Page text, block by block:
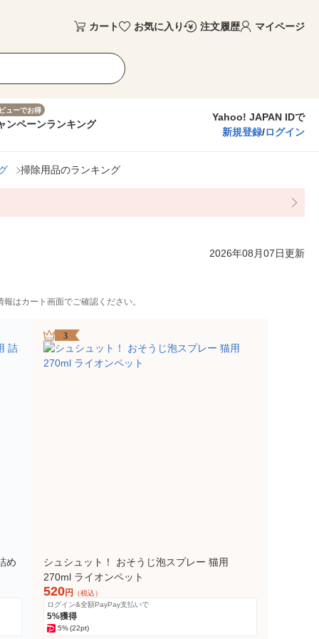
カート お気に入り 注文履歴 マイページ
ューでお得
ンペーンランキング
Yahoo! JAPAN IDで
新規登録/ログイン
掃除用品のランキング
2026年08月07日更新
はカート画面でご確認ください。
め
3
シュシュット！ おそうじ泡スプレー 猫用
270ml ライオンペット
520円
（税込）
ログイン&全額PayPay支払いで
5%獲得
5%(22pt)